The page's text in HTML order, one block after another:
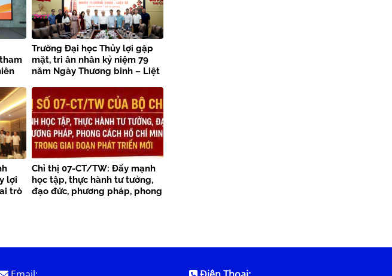
–
năm
Trường Đại học Thủy lợi gặp
mặt, tri ân nhân kỷ niệm 79
năm Ngày Thương binh – Liệt
lợi
trò
Chỉ thị 07-CT/TW: Đẩy mạnh
học tập, thực hành tư tưởng,
đạo đức, phương pháp, phong